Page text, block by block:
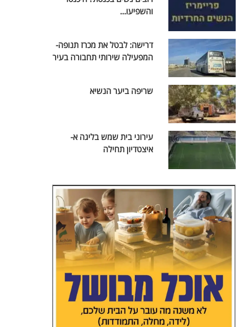
והשפיעו...
דרישה: לבטל את מכרז תנופה-
המפעילה שירותי תחבורה בעיר
שריפה ביער הנשיא
עירוני בית שמש בליגה א-
איצטדיון תחילה